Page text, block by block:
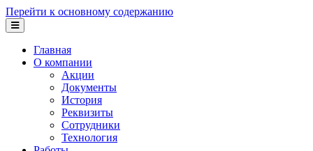
Перейти к основному содержанию
Главная
О компании
Акции
Документы
История
Реквизиты
Сотрудники
Технология